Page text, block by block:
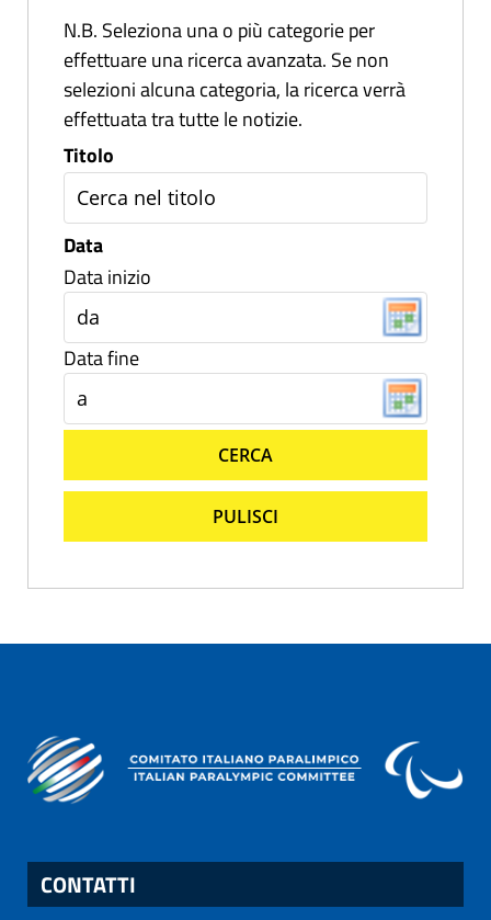
N.B. Seleziona una o più categorie per
effettuare una ricerca avanzata. Se non
selezioni alcuna categoria, la ricerca verrà
effettuata tra tutte le notizie.
Titolo
Data
Data inizio
Data fine
CERCA
PULISCI
CONTATTI